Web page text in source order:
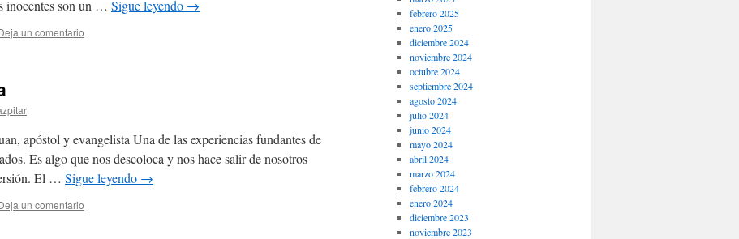
inocentes son un … Sigue leyendo →
un comentario
apóstol y evangelista Una de las experiencias fundantes de
Es algo que nos descoloca y nos hace salir de nosotros
El … Sigue leyendo →
un comentario
febrero 2025
enero 2025
diciembre 2024
noviembre 2024
octubre 2024
septiembre 2024
agosto 2024
julio 2024
junio 2024
mayo 2024
abril 2024
marzo 2024
febrero 2024
enero 2024
diciembre 2023
noviembre 2023